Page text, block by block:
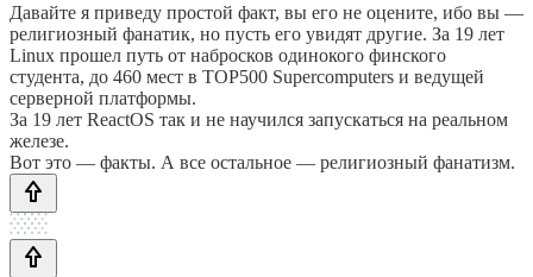
Давайте я приведу простой факт, вы его не оцените, ибо вы —
религиозный фанатик, но пусть его увидят другие. За 19 лет
Linux прошел путь от набросков одинокого финского
студента, до 460 мест в TOP500 Supercomputers и ведущей
серверной платформы.
За 19 лет ReactOS так и не научился запускаться на реальном
железе.
Вот это — факты. А все остальное — религиозный фанатизм.